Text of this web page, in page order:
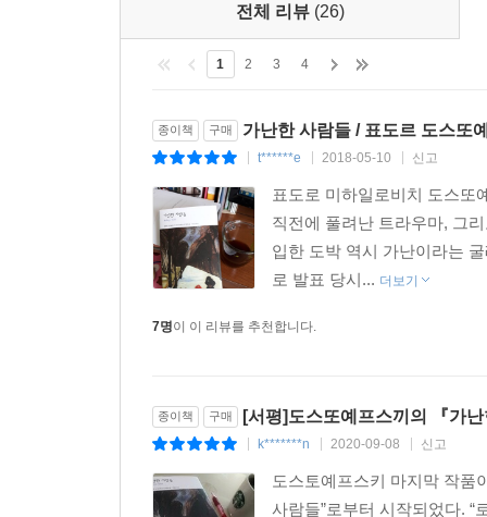
전체 리뷰 (26)
1 2 3 4
종이책 구매 가난한 사람들 / 표도르 도스또
t******e 2018-05-10 신고
표도로 미하일로비치 도스또
직전에 풀려난 트라우마, 그
입한 도박 역시 가난이라는
로 발표 당시... 더보기
7명이 이 리뷰를 추천합니다.
종이책 구매 [서평]도스또예프스끼의 『가
k*******n 2020-09-08 신고
도스토예프스키 마지막 작품
사람들”로부터 시작되었다. “